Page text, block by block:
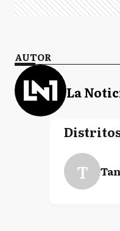
AUTOR
La
T